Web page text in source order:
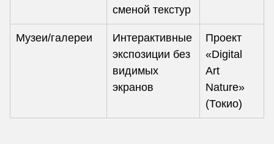
сменой текстур
Музеи/галереи
Интерактивные
экспозиции без
видимых
экранов
Проект
«Digital
Art
Nature»
(Токио)